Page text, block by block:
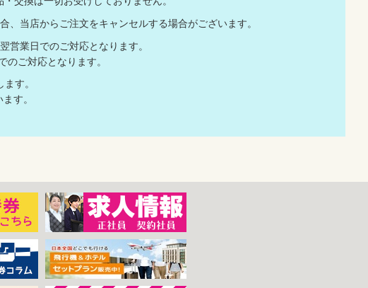
、当店からご注文をキャンセルする場合がございます。
営業日でのご対応となります。
のご対応となります。
す。
す。